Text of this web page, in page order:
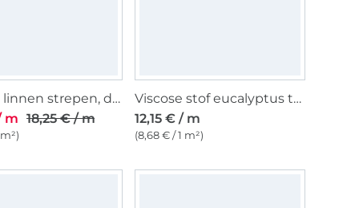
Viscose linnen strepen, donkergroen
m 18,25 € / m
Viscose stof eucalyptus takken, licht pastelgroen
12,15 € / m
(8,68 € / 1 m²)